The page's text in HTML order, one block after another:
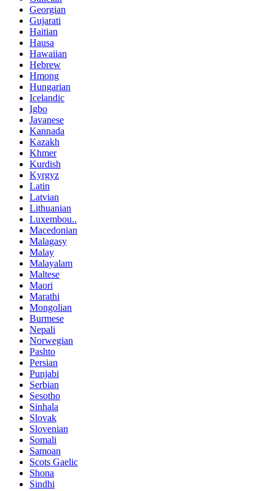
Georgian
Gujarati
Haitian
Hausa
Hawaiian
Hebrew
Hmong
Hungarian
Icelandic
Igbo
Javanese
Kannada
Kazakh
Khmer
Kurdish
Kyrgyz
Latin
Latvian
Lithuanian
Luxembou..
Macedonian
Malagasy
Malay
Malayalam
Maltese
Maori
Marathi
Mongolian
Burmese
Nepali
Norwegian
Pashto
Persian
Punjabi
Serbian
Sesotho
Sinhala
Slovak
Slovenian
Somali
Samoan
Scots Gaelic
Shona
Sindhi